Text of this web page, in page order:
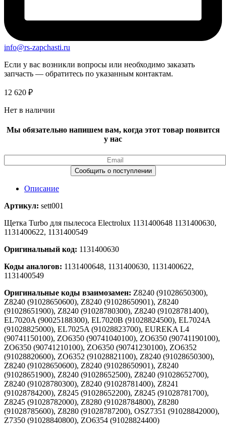
info@rs-zapchasti.ru
Если у вас возникли вопросы или необходимо заказать
запчасть — обратитесь по указанным контактам.
12 620 ₽
Нет в наличии
Мы обязательно напишем вам, когда этот товар появится
у нас
Описание
Артикул: sett001
Щетка Turbo для пылесоса Electrolux 1131400648 1131400630,
1131400622, 1131400549
Оригинальный код: 1131400630
Коды аналогов: 1131400648, 1131400630, 1131400622,
1131400549
Оригинальные коды взаимозамен: Z8240 (91028650300),
Z8240 (91028650600), Z8240 (91028650901), Z8240
(91028651900), Z8240 (91028780300), Z8240 (91028781400),
EL7020A (90025188300), EL7020B (91028824500), EL7024A
(91028825000), EL7025A (91028823700), EUREKA L4
(90741150100), ZO6350 (90741040100), ZO6350 (90741190100),
ZO6350 (90741210100), ZO6350 (90741230100), ZO6352
(91028820600), ZO6352 (91028821100), Z8240 (91028650300),
Z8240 (91028650600), Z8240 (91028650901), Z8240
(91028651900), Z8240 (91028652500), Z8240 (91028652700),
Z8240 (91028780300), Z8240 (91028781400), Z8241
(91028784200), Z8245 (91028652200), Z8245 (91028781700),
Z8245 (91028782000), Z8280 (91028784800), Z8280
(91028785600), Z8280 (91028787200), OSZ7351 (91028842000),
Z7350 (91028840800), ZO6354 (91028824400)